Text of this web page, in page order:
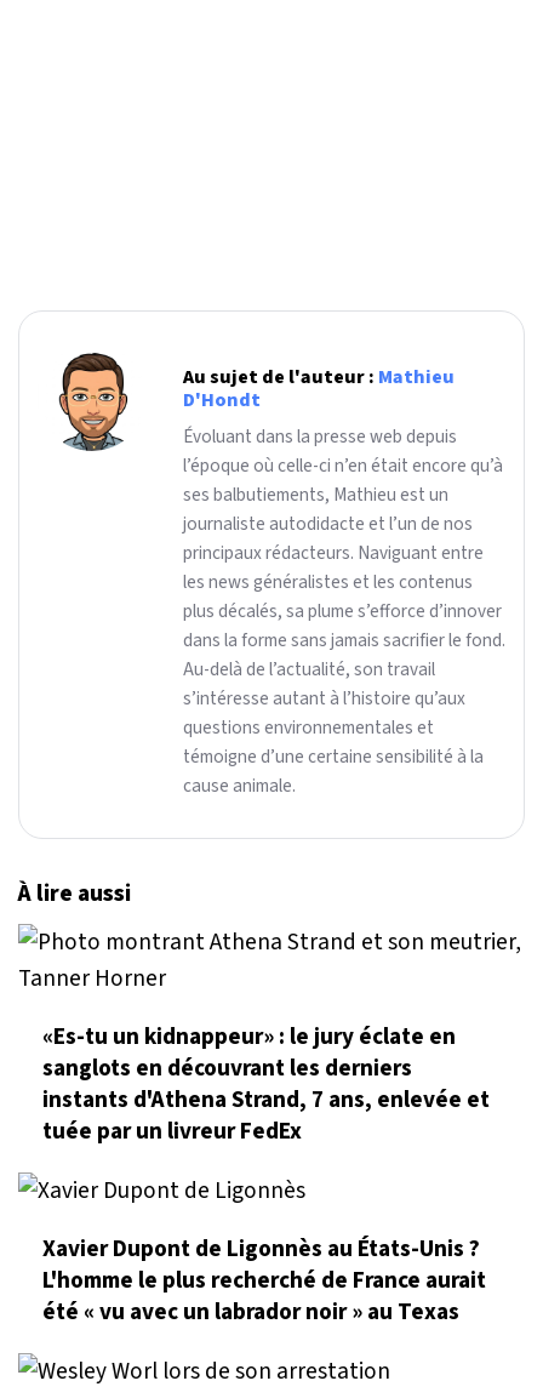
Au sujet de l'auteur : Mathieu
D'Hondt
Évoluant dans la presse web depuis
l’époque où celle-ci n’en était encore qu’à
ses balbutiements, Mathieu est un
journaliste autodidacte et l’un de nos
principaux rédacteurs. Naviguant entre
les news généralistes et les contenus
plus décalés, sa plume s’efforce d’innover
dans la forme sans jamais sacrifier le fond.
Au-delà de l’actualité, son travail
s’intéresse autant à l’histoire qu’aux
questions environnementales et
témoigne d’une certaine sensibilité à la
cause animale.
À lire aussi
«Es-tu un kidnappeur» : le jury éclate en
sanglots en découvrant les derniers
instants d'Athena Strand, 7 ans, enlevée et
tuée par un livreur FedEx
Xavier Dupont de Ligonnès au États-Unis ?
L'homme le plus recherché de France aurait
été « vu avec un labrador noir » au Texas